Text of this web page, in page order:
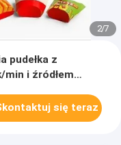
2/7
pudełka z
i źródłem
się teraz